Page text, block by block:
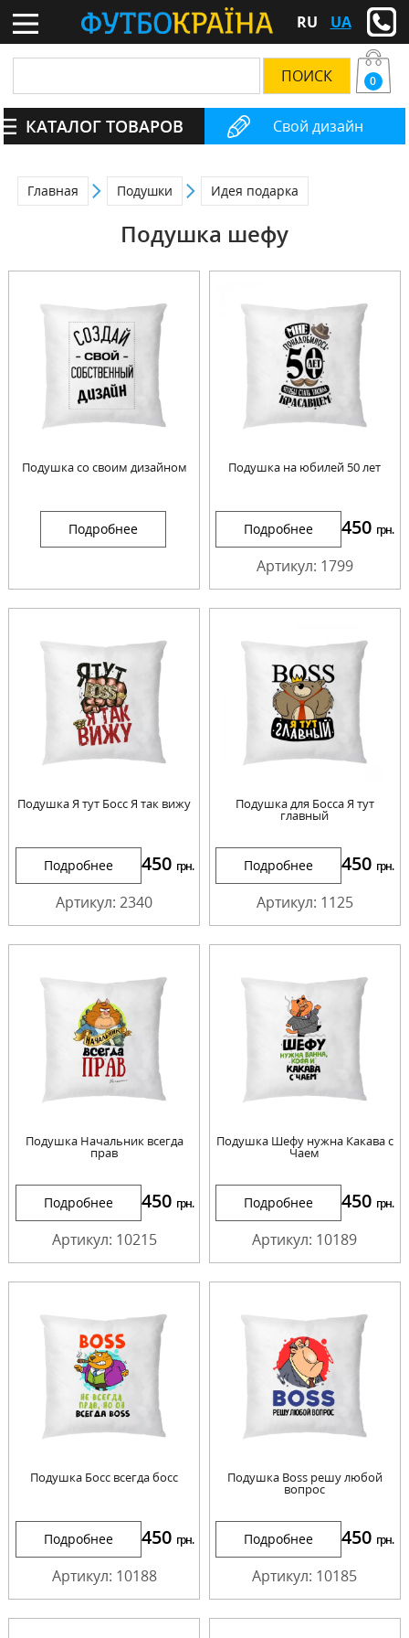
RU UA
Свой дизайн
0
КАТАЛОГ ТОВАРОВ
Главная Подушки Идея подарка
Подушка шефу
Подушка со своим дизайном
Подробнее
Подушка на юбилей 50 лет
Подробнее 450 грн.
Артикул: 1799
Подушка Я тут Босс Я так вижу
Подробнее 450 грн.
Артикул: 2340
Подушка для Босса Я тут
главный
Подробнее 450 грн.
Артикул: 1125
Подушка Начальник всегда
прав
Подробнее 450 грн.
Артикул: 10215
Подушка Шефу нужна Какава с
Чаем
Подробнее 450 грн.
Артикул: 10189
Подушка Босс всегда босс
Подробнее 450 грн.
Артикул: 10188
Подушка Boss решу любой
вопрос
Подробнее 450 грн.
Артикул: 10185